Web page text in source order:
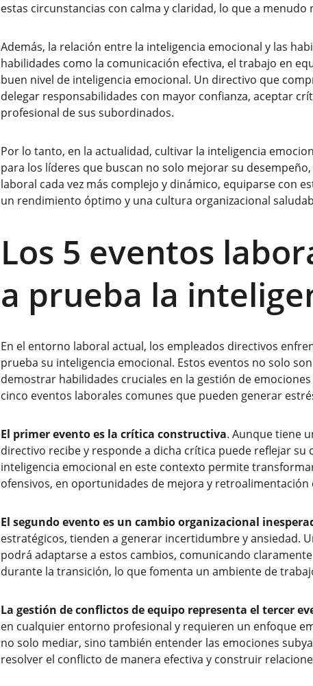
estas circunstancias con calma y claridad, lo que a
Además, la relación entre la inteligencia emocional y las
habilidades como la comunicación efectiva, el trabajo en
buen nivel de inteligencia emocional. Un directivo que
delegar responsabilidades con mayor confianza, aceptar
profesional de sus subordinados.
Por lo tanto, en la actualidad, cultivar la inteligencia
para los líderes que buscan no solo mejorar su
laboral cada vez más complejo y dinámico, equiparse con
un rendimiento óptimo y una cultura organizacional
Los 5 eventos
a prueba la
En el entorno laboral actual, los empleados directivos
prueba su inteligencia emocional. Estos eventos no solo
demostrar habilidades cruciales en la gestión de
cinco eventos laborales comunes que pueden generar
El primer evento es la crítica constructiva. Aunque tiene
directivo recibe y responde a dicha crítica puede reflejar su
inteligencia emocional en este contexto permite
ofensivos, en oportunidades de mejora y retroalimentación
El segundo evento es un cambio organizacional
estratégicos, tienden a generar incertidumbre y ansiedad.
podrá adaptarse a estos cambios, comunicando
durante la transición, lo que fomenta un ambiente de
La gestión de conflictos de equipo representa el tercer
en cualquier entorno profesional y requieren un enfoque
no solo mediar, sino también entender las emociones
resolver el conflicto de manera efectiva y construir